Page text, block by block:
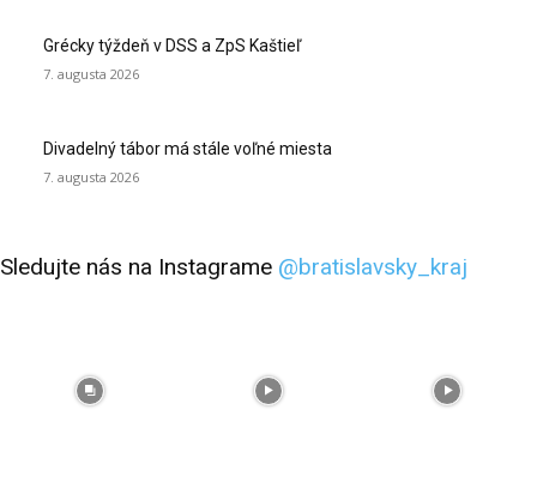
Grécky týždeň v DSS a ZpS Kaštieľ
7. augusta 2026
Divadelný tábor má stále voľné miesta
7. augusta 2026
Sledujte nás na Instagrame @bratislavsky_kraj